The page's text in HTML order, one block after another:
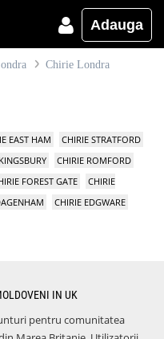
Adauga
Chirie Londra
EAST HAM
CHIRIE STRATFORD
CHIRIE ROMFORD
FOREST GATE
CHIRIE
CHIRIE EDGWARE
IN UK
pentru comunitatea